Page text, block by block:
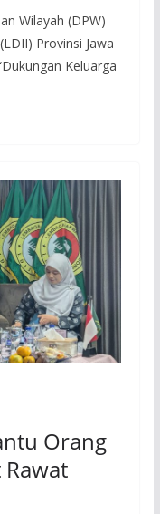
Wilayah (DPW)
Provinsi Jawa
Keluarga
Orang
Rawat